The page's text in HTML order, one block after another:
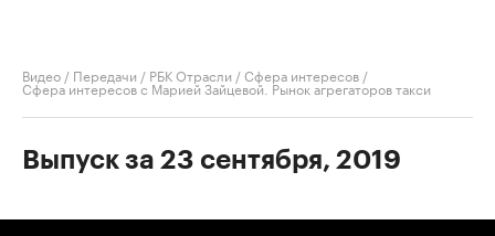
Видео / Передачи / РБК Отрасли / Сфера интересов /
Сфера интересов с Марией Зайцевой. Рынок агрегаторов такси
Выпуск за 23 сентября, 2019